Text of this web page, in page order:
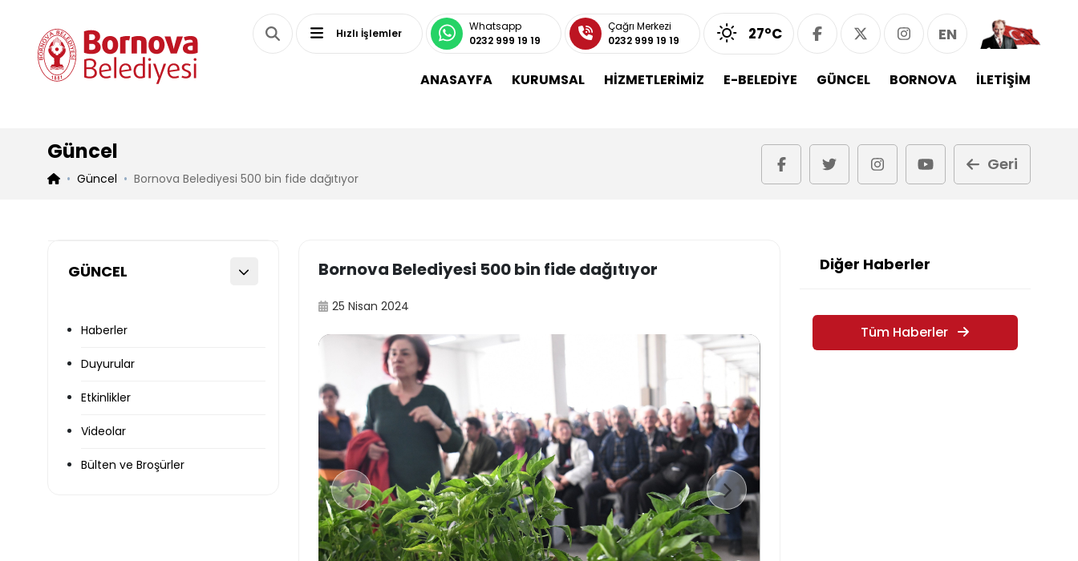
Hızlı İşlemler
Whatsapp
0232 999 19 19
Çağrı Merkezi
0232 999 19 19
27°C EN
ANASAYFA KURUMSAL HİZMETLERİMİZ E-BELEDİYE GÜNCEL BORNOVA İLETİŞİM
Güncel
Güncel Bornova Belediyesi 500 bin fide dağıtıyor
Geri
GÜNCEL
Haberler
Duyurular
Etkinlikler
Videolar
Bülten ve Broşürler
Bornova Belediyesi 500 bin fide dağıtıyor
25 Nisan 2024
Diğer Haberler
Tüm Haberler